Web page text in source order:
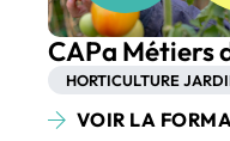
CAPa Métiers
HORTICULTURE
VOIR LA